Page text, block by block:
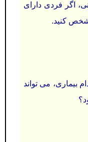
اگر فردی دارای
می تواند